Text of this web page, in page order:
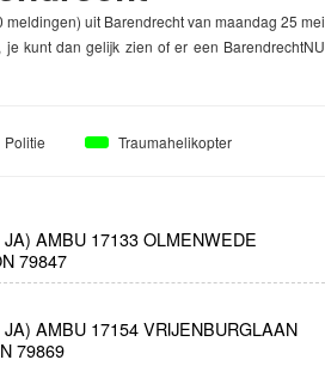
uit Barendrecht van maandag 25 mei
kunt dan gelijk zien of er een BarendrechtNU
Politie Traumahelikopter
AMBU 17133 OLMENWEDE
79847
AMBU 17154 VRIJENBURGLAAN
79869